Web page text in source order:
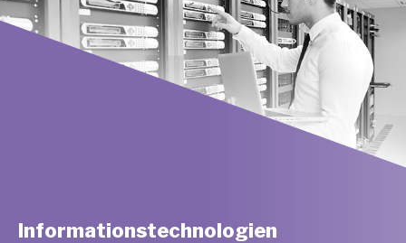
Informationstechnologien